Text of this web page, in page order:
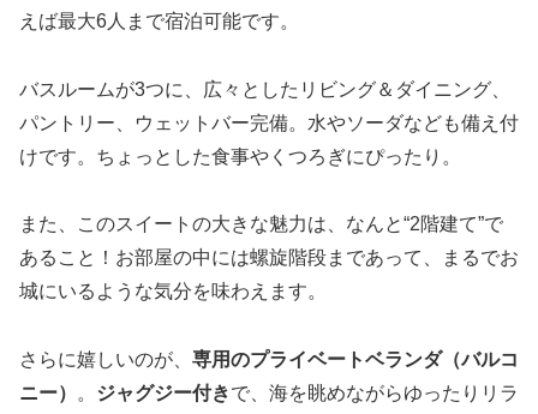
えば最大6人まで宿泊可能です。
バスルームが3つに、広々としたリビング＆ダイニング、
パントリー、ウェットバー完備。水やソーダなども備え付
けです。ちょっとした食事やくつろぎにぴったり。
また、このスイートの大きな魅力は、なんと“2階建て”で
あること！お部屋の中には螺旋階段まであって、まるでお
城にいるような気分を味わえます。
さらに嬉しいのが、 専用のプライベートベランダ（バルコ
ニー）
。 ジャグジー付きで、海を眺めながらゆったりリラ